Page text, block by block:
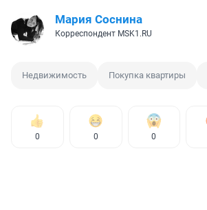
Мария Соснина
Корреспондент MSK1.RU
Недвижимость Покупка квартиры
0 0 0